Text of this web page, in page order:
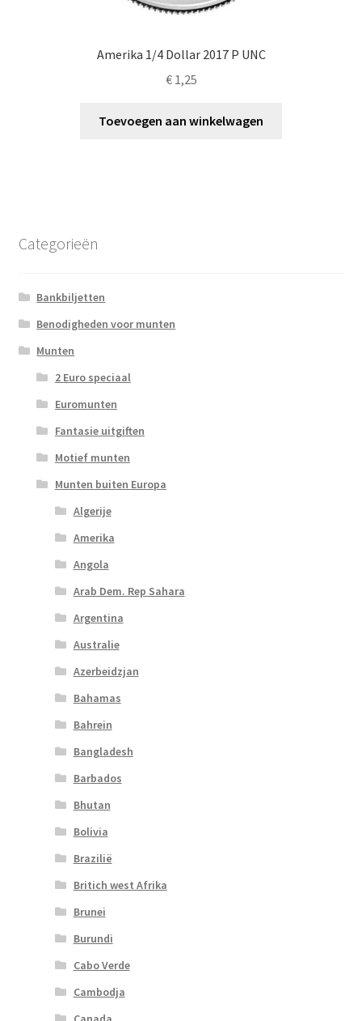
Amerika 1/4 Dollar 2017 P UNC
€1,25
Toevoegen aan winkelwagen
Categorieën
Bankbiljetten
Benodigheden voor munten
Munten
2 Euro speciaal
Euromunten
Fantasie uitgiften
Motief munten
Munten buiten Europa
Algerije
Amerika
Angola
Arab Dem. Rep Sahara
Argentina
Australie
Azerbeidzjan
Bahamas
Bahrein
Bangladesh
Barbados
Bhutan
Bolivia
Brazilië
Britich west Afrika
Brunei
Burundi
Cabo Verde
Cambodja